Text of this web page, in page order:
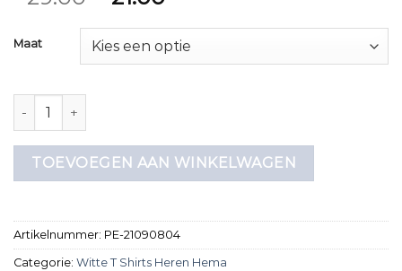
Maat
witte t shirts heren hema aantal
TOEVOEGEN AAN WINKELWAGEN
Artikelnummer: PE-21090804
Categorie: Witte T Shirts Heren Hema